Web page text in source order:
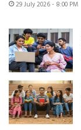
29 July 2026 - 8:00 PM